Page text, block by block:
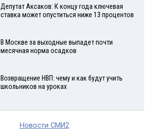
Депутат Аксаков: К концу года ключевая
ставка может опуститься ниже 13 процентов
В Москве за выходные выпадет почти
месячная норма осадков
Возвращение НВП: чему и как будут учить
школьников на уроках
Новости СМИ2